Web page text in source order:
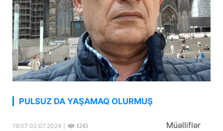
PULSUZ DA YAŞAMAQ OLURMUŞ
19:07 02.07.2024 | 1245 Müəlliflər